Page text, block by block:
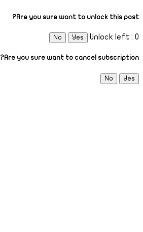
Are you sure want to unlock this post?
Unlock left : 0
Yes
No
Are you sure want to cancel subscription?
Yes
No